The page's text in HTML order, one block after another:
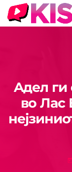
Aдел
во Лас
today